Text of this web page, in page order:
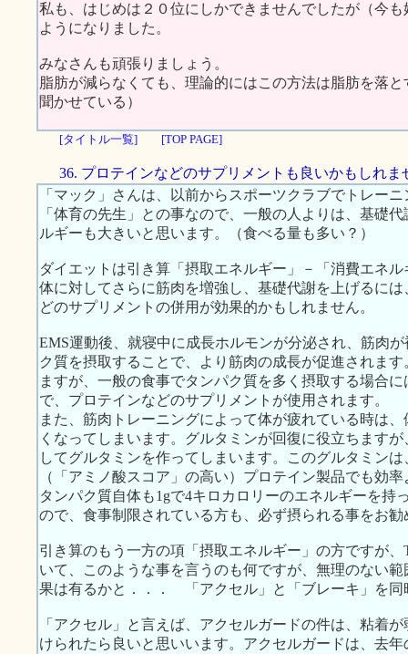
私も、はじめは２０位にしかできませんでしたが（今
ようになりました。
みなさんも頑張りましょう。
脂肪が減らなくても、理論的にはこの方法は脂肪を落
聞かせている）
[タイトル一覧] [TOP PAGE]
36. プロテインなどのサプリメントも良いかもしれま
「マック」さんは、以前からスポーツクラブでトレー
「体育の先生」との事なので、一般の人よりは、基礎
ルギーも大きいと思います。（食べる量も多い？）
ダイエットは引き算「摂取エネルギー」－「消費エネ
体に対してさらに筋肉を増強し、基礎代謝を上げるに
どのサプリメントの併用が効果的かもしれません。
EMS運動後、就寝中に成長ホルモンが分泌され、筋肉
ク質を摂取することで、より筋肉の成長が促進されま
ますが、一般の食事でタンパク質を多く摂取する場合
で、プロテインなどのサプリメントが使用されます。
また、筋肉トレーニングによって体が疲れている時は
くなってしまいます。グルタミンが回復に役立ちます
してグルタミンを作ってしまいます。このグルタミン
（「アミノ酸スコア」の高い）プロテイン製品でも効
タンパク質自体も1gで4キロカロリーのエネルギーを持
ので、食事制限されている方も、必ず摂られる事をお勧
引き算のもう一方の項「摂取エネルギー」の方ですが
いて、このような事を言うのも何ですが、無理のない
果は有るかと．．． 「アクセル」と「ブレーキ」を同
「アクセル」と言えば、アクセルガードの件は、粘着
けられたら良いと思いいます。アクセルガードは、去